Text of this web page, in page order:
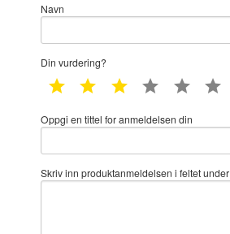
Navn
Din vurdering?
1 star 2 star 3 star 4 star 5 star
Oppgi en tittel for anmeldelsen din
Skriv inn produktanmeldelsen i feltet under